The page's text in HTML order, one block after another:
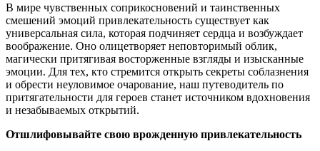
В мире чувственных соприкосновений и таинственных
смешений эмоций привлекательность существует как
универсальная сила, которая подчиняет сердца и возбуждает
воображение. Оно олицетворяет неповторимый облик,
магически притягивая восторженные взгляды и изысканные
эмоции. Для тех, кто стремится открыть секреты соблазнения
и обрести неуловимое очарование, наш путеводитель по
притягательности для героев станет источником вдохновения
и незабываемых открытий.
Отшлифовывайте свою врожденную привлекательность